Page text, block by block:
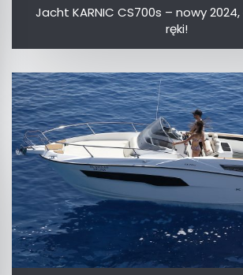
Jacht KARNIC CS700s – nowy
ręki!